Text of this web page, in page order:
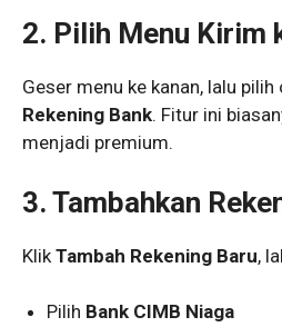
2. Pilih Menu Kirim
Geser menu ke kanan, lalu pilih
Rekening Bank. Fitur ini
menjadi premium.
3. Tambahkan
Klik Tambah Rekening Baru,
Pilih Bank CIMB Niaga